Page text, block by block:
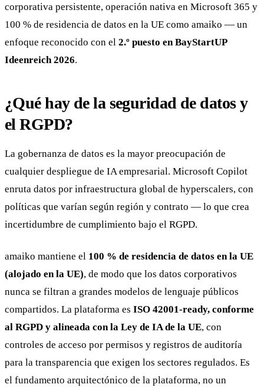
corporativa persistente, operación nativa en Microsoft 365 y
100 % de residencia de datos en la UE como amaiko — un
enfoque reconocido con el 2.º puesto en BayStartUP
Ideenreich 2026.
¿Qué hay de la seguridad de datos y
el RGPD?
La gobernanza de datos es la mayor preocupación de
cualquier despliegue de IA empresarial. Microsoft Copilot
enruta datos por infraestructura global de hyperscalers, con
políticas que varían según región y contrato — lo que crea
incertidumbre de cumplimiento bajo el RGPD.
amaiko mantiene el 100 % de residencia de datos en la UE
(alojado en la UE), de modo que los datos corporativos
nunca se filtran a grandes modelos de lenguaje públicos
compartidos. La plataforma es ISO 42001-ready, conforme
al RGPD y alineada con la Ley de IA de la UE, con
controles de acceso por permisos y registros de auditoría
para la transparencia que exigen los sectores regulados. Es
el fundamento arquitectónico de la plataforma, no un